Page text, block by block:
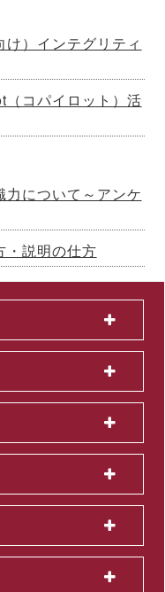
キャンペーン実施中
」養成研修を開発 ～構
発行のお知らせ ～AI
型コンサルタン
座で提供
、新たな人流創出へ～
」協定締結のお知らせ
研修を公開講座で開催
おける課題を読み解く
告を６月より大幅拡大
よる業務へのAI活用支
ラン」を26年５月より
け）インテグリティ
（コパイロット）活
について～アンケ
・説明の仕方